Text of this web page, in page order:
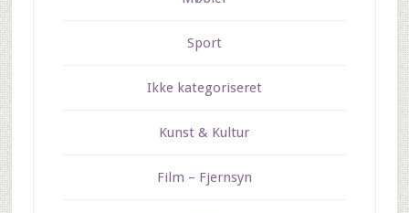
Sport
Ikke kategoriseret
Kunst & Kultur
Film – Fjernsyn